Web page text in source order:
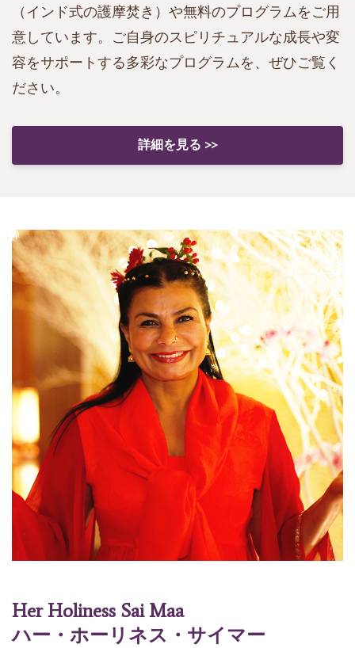
（インド式の護摩焚き）や無料のプログラムをご用
意しています。ご自身のスピリチュアルな成長や変
容をサポートする多彩なプログラムを、ぜひご覧く
ださい。
詳細を見る >>
Her Holiness Sai Maa
ハー・ホーリネス・サイマー